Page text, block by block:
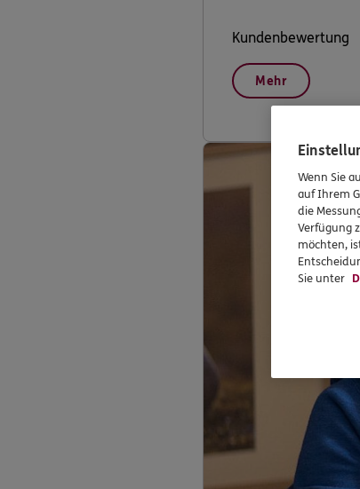
Kundenbewertung
Mehr
Wenn Sie
auf Ihrem
die
Verfügung
möchten,
Sie unter